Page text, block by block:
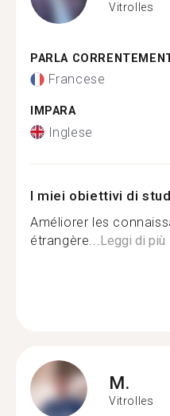
Vitrolles
PARLA
Francese
IMPARA
Inglese
I miei obiettivi di
Améliorer les
étrangère... Leggi di più
M.
Vitrolles